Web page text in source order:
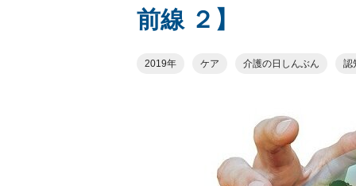
前線 ２】
2019年 ケア 介護の日しんぶん 認